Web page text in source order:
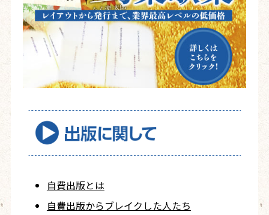
自費出版とは
自費出版からブレイクした人たち